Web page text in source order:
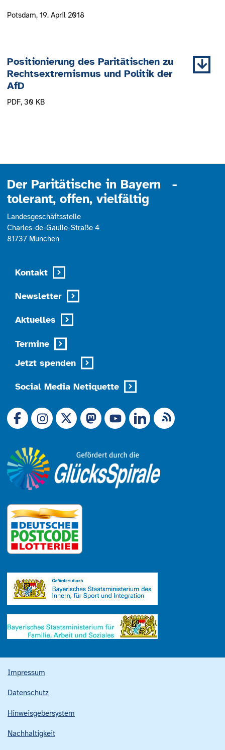
Potsdam, 19. April 2018
Positionierung des Paritätischen zu
Rechtsextremismus und Politik der
AfD
PDF, 30 KB
Der Paritätische in Bayern -
tolerant, offen, vielfältig
Landesgeschäftsstelle
Charles-de-Gaulle-Straße 4
81737 München
Kontakt
Newsletter
Aktuelles
Termine
Jetzt spenden
Social Media Netiquette
Link zu X (Ex-Twitter)
RSS-Feed
Impressum
Datenschutz
Hinweisgebersystem
Nachhaltigkeit